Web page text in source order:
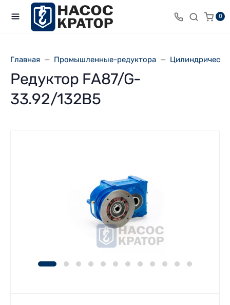
0
Главная Промышленные-редуктора
Редуктор FA87/G-
33.92/132B5